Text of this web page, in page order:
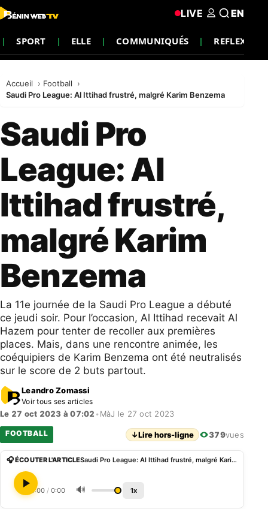
SPORT ELLE COMMUNIQUÉS REFLEXION
LIVE EN
Accueil
Football
Saudi Pro League: Al Ittihad frustré, malgré Karim Benzema
Saudi Pro
League: Al
Ittihad frustré,
malgré Karim
Benzema
La 11e journée de la Saudi Pro League a débuté
ce jeudi soir. Pour l’occasion, Al Ittihad recevait Al
Hazem pour tenter de recoller aux premières
places. Mais, dans une rencontre animée, les
coéquipiers de Karim Benzema ont été neutralisés
sur le score de 2 buts partout.
Leandro Zomassi
Voir tous ses articles
Le 27 oct 2023 à 07:02 • MàJ le 27 oct 2023
FOOTBALL ↓Lire hors-ligne 379vues
🎧 ÉCOUTER L'ARTICLE Saudi Pro League: Al Ittihad frustré, malgré Karim Benzema
0:00 / 0:00 🔊 1x